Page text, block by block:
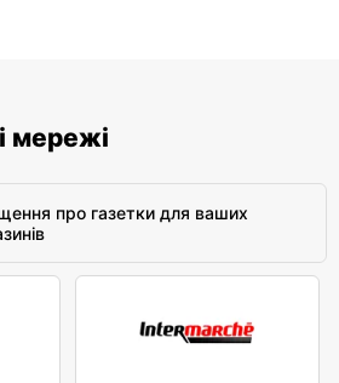
мережі
про газетки для ваших